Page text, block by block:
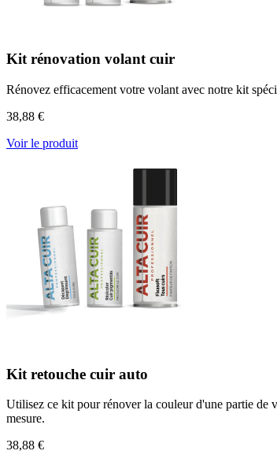
Kit rénovation volant cuir
Rénovez efficacement votre volant avec notre kit
38,88 €
Voir le produit
Kit retouche cuir auto
Utilisez ce kit pour rénover la couleur d'une partie de
mesure.
38,88 €